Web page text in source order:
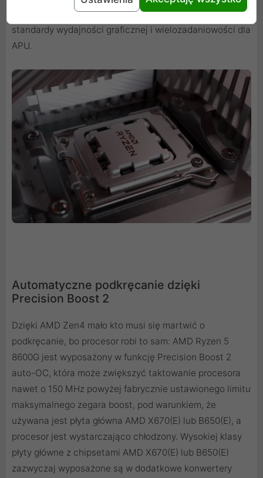
możliwości podłączenia 4 monitorów, wyznacza
standardy wydajności graficznej i wielozadaniowości dla
APU.
Automatyczne podkręcanie dzięki
Precision Boost 2
Dzięki AMD Zen4 mało kto musi się martwić o
podkręcanie, bo procesor robi to sam: AMD Ryzen 5
8600G jest wyposażony w funkcję Precision Boost 2
auto-OC, która może zwiększyć taktowanie procesora
nawet o 150 MHz powyżej fabrycznie ustawionego limitu
maksymalnego zegara boost, pod warunkiem, że
używana jest płyta główna AMD X670(E) lub B650(E), a
procesor jest wystarczająco chłodzony. Wysokiej klasy
płyty główne z chipsetami AMD X670(E) lub B650(E)
zazwyczaj wyposażone są w dodatkowe konwertery